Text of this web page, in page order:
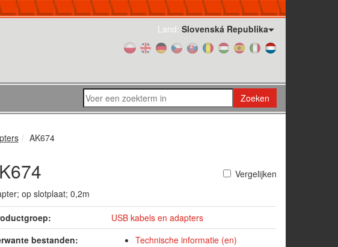
Land: Slovenská Republika
Zoeken
AK674
Vergelijken
op slotplaat; 0,2m
USB kabels en adapters
bestanden:
Technische informatie (en)